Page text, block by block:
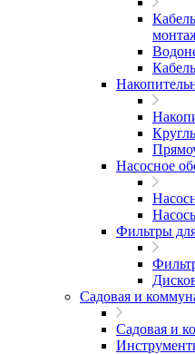
Насосное
Фильтры
Садовая и
Садовая и